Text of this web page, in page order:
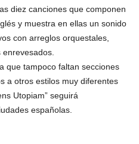
diez canciones que componen
y muestra en ellas un sonido
con arreglos orquestales,
que tampoco faltan secciones
a otros estilos muy diferentes
Utopiam” seguirá
españolas.